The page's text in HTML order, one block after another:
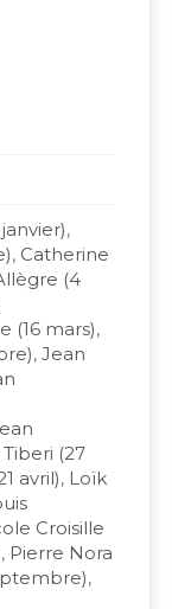
,
, Catherine
(4
(16 mars),
, Jean
(27
avril), Loïk
Croisille
, Pierre Nora
,